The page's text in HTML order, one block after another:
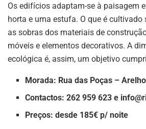
Os edifícios adaptam-se à paisagem
horta e uma estufa. O que é cultivado
as sobras dos materiais de
móveis e elementos decorativos. A
ecológica é, assim, um objetivo
Morada: Rua das Poças –
Contactos: 262 959 623 e
Preços: desde 185€ p/ noite